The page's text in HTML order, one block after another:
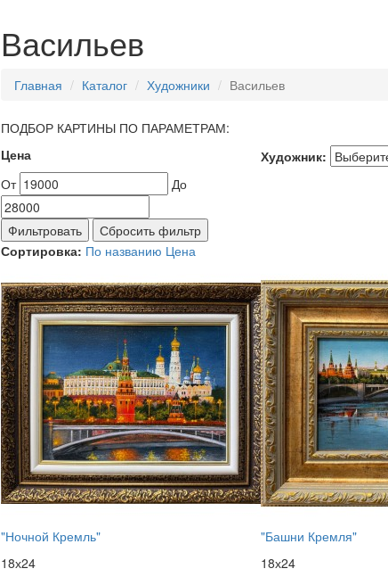
Васильев
Главная Каталог Художники Васильев
ПОДБОР КАРТИНЫ ПО ПАРАМЕТРАМ:
Цена
От
До
Художник:
Фильтровать
Сбросить фильтр
Сортировка: По названию Цена
"Ночной Кремль"
18х24
"Башни Кремля"
18х24